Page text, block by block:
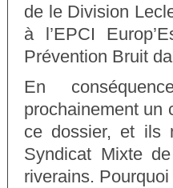
de le Division
à l’EPCI
Prévention Bruit
En
prochainement un
ce dossier, et ils
Syndicat Mixte
riverains.